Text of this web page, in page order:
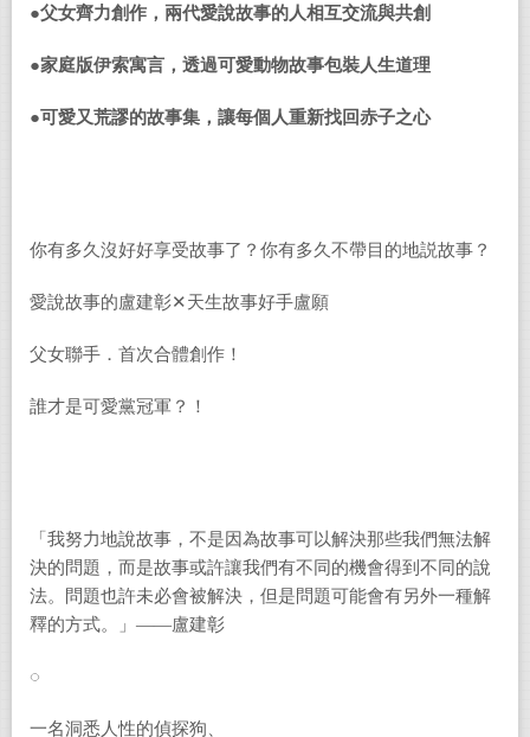
●父女齊力創作，兩代愛說故事的人相互交流與共創
●家庭版伊索寓言，透過可愛動物故事包裝人生道理
●可愛又荒謬的故事集，讓每個人重新找回赤子之心
你有多久沒好好享受故事了？你有多久不帶目的地説故事？
愛說故事的盧建彰✕天生故事好手盧願
父女聯手．首次合體創作！
誰才是可愛黨冠軍？！
「我努力地說故事，不是因為故事可以解決那些我們無法解
決的問題，而是故事或許讓我們有不同的機會得到不同的說
法。問題也許未必會被解決，但是問題可能會有另外一種解
釋的方式。」——盧建彰
◌
一名洞悉人性的偵探狗、